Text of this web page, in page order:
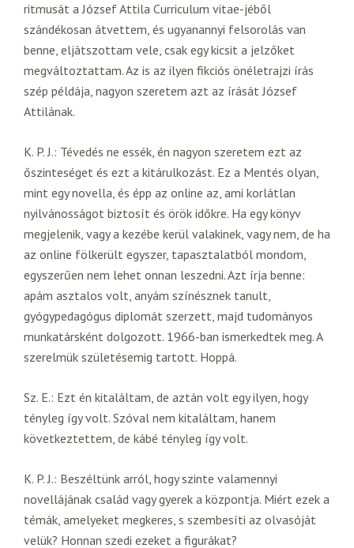
ritmusát a József Attila Curriculum vitae-jéből
szándékosan átvettem, és ugyanannyi felsorolás van
benne, eljátszottam vele, csak egy kicsit a jelzőket
megváltoztattam. Az is az ilyen fikciós önéletrajzi írás
szép példája, nagyon szeretem azt az írását József
Attilának.
K. P. J.: Tévedés ne essék, én nagyon szeretem ezt az
őszinteséget és ezt a kitárulkozást. Ez a Mentés olyan,
mint egy novella, és épp az online az, ami korlátlan
nyilvánosságot biztosít és örök időkre. Ha egy könyv
megjelenik, vagy a kezébe kerül valakinek, vagy nem, de ha
az online fölkerült egyszer, tapasztalatból mondom,
egyszerűen nem lehet onnan leszedni. Azt írja benne:
apám asztalos volt, anyám színésznek tanult,
gyógypedagógus diplomát szerzett, majd tudományos
munkatársként dolgozott. 1966-ban ismerkedtek meg. A
szerelmük születésemig tartott. Hoppá.
Sz. E.: Ezt én kitaláltam, de aztán volt egy ilyen, hogy
tényleg így volt. Szóval nem kitaláltam, hanem
következtettem, de kábé tényleg így volt.
K. P. J.: Beszéltünk arról, hogy szinte valamennyi
novellájának család vagy gyerek a központja. Miért ezek a
témák, amelyeket megkeres, s szembesíti az olvasóját
velük? Honnan szedi ezeket a figurákat?